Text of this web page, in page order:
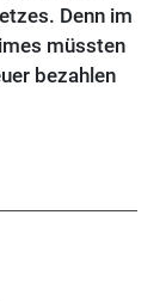
Denn im
müssten
bezahlen